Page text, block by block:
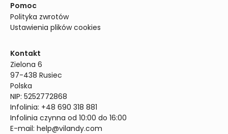
Pomoc
Polityka zwrotów
Ustawienia plików cookies
Kontakt
Zielona 6
97-438 Rusiec
Polska
NIP: 5252772868
Infolinia: +48 690 318 881
Infolinia czynna od 10:00 do 16:00
E-mail: help@vilandy.com